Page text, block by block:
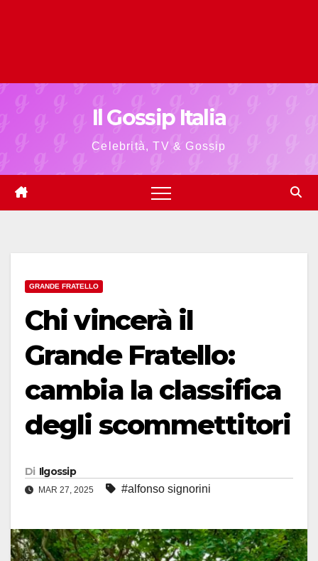
Il Gossip Italia
Celebrità, TV & Gossip
GRANDE FRATELLO
Chi vincerà il
Grande Fratello:
cambia la classifica
degli scommettitori
Di Ilgossip
MAR 27, 2025 #alfonso signorini